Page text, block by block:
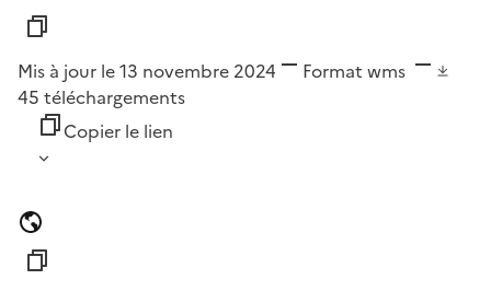
Mis à jour le 13 novembre 2024 Format wms
45 téléchargements
Copier le lien